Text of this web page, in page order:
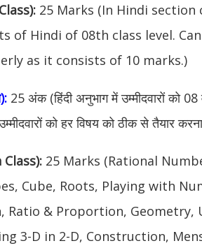
25 Marks (In Hindi
of Hindi of 08th class level.
as it consists of 10 marks.)
25 अंक (हिंदी अनुभाग में उम्मीदवारों को
को हर विषय को ठीक से तैयार
25 Marks (Rational
Cube, Roots, Playing with
Ratio & Proportion, Geometry,
3-D in 2-D, Construction,